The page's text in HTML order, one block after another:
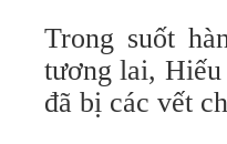
Trong suốt
tương lai, Hiếu
đã bị các vết